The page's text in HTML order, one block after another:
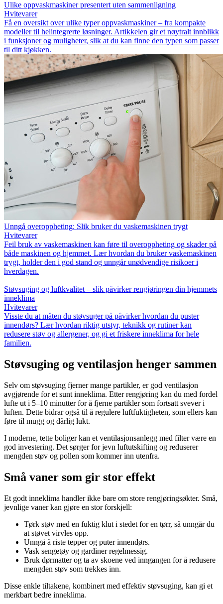
Ulike oppvaskmaskiner presentert uten sammenligning
Hvitevarer
Få en oversikt over ulike typer oppvaskmaskiner – fra kompakte
modeller til helintegrerte løsninger. Artikkelen gir et nøytralt innblikk
i funksjoner og muligheter, slik at du kan finne den typen som passer
til ditt kjøkken.
Unngå overoppheting: Slik bruker du vaskemaskinen trygt
Hvitevarer
Feil bruk av vaskemaskinen kan føre til overoppheting og skader på
både maskinen og hjemmet. Lær hvordan du bruker vaskemaskinen
trygt, holder den i god stand og unngår unødvendige risikoer i
hverdagen.
Støvsuging og luftkvalitet – slik påvirker rengjøringen din hjemmets
inneklima
Hvitevarer
Visste du at måten du støvsuger på påvirker hvordan du puster
innendørs? Lær hvordan riktig utstyr, teknikk og rutiner kan
redusere støv og allergener, og gi et friskere inneklima for hele
familien.
Støvsuging og ventilasjon henger sammen
Selv om støvsuging fjerner mange partikler, er god ventilasjon
avgjørende for et sunt inneklima. Etter rengjøring kan du med fordel
lufte ut i 5–10 minutter for å fjerne partikler som fortsatt svever i
luften. Dette bidrar også til å regulere luftfuktigheten, som ellers kan
føre til mugg og dårlig lukt.
I moderne, tette boliger kan et ventilasjonsanlegg med filter være en
god investering. Det sørger for jevn luftutskifting og reduserer
mengden støv og pollen som kommer inn utenfra.
Små vaner som gir stor effekt
Et godt inneklima handler ikke bare om store rengjøringsøkter. Små,
jevnlige vaner kan gjøre en stor forskjell:
Tørk støv med en fuktig klut i stedet for en tørr, så unngår du
at støvet virvles opp.
Unngå å riste tepper og puter innendørs.
Vask sengetøy og gardiner regelmessig.
Bruk dørmatter og ta av skoene ved inngangen for å redusere
mengden støv som trekkes inn.
Disse enkle tiltakene, kombinert med effektiv støvsuging, kan gi et
merkbart bedre inneklima.